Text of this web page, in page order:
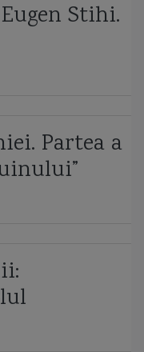
Stihi.
Partea a